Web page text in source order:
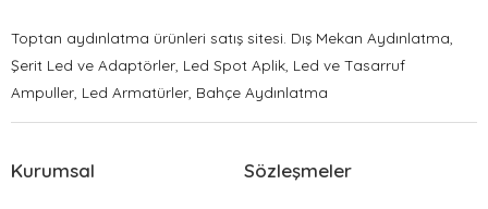
Toptan aydınlatma ürünleri satış sitesi. Dış Mekan Aydınlatma,
Şerit Led ve Adaptörler, Led Spot Aplik, Led ve Tasarruf
Ampuller, Led Armatürler, Bahçe Aydınlatma
Kurumsal Sözleşmeler